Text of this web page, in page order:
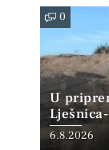
0
U
miliona
6.8.2026